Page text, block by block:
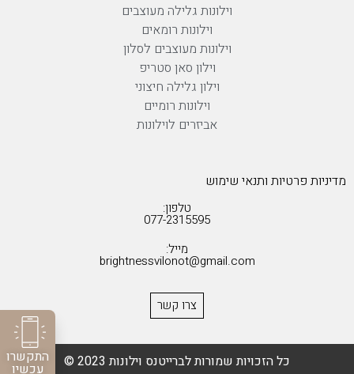
התקשרו
עכשיו
וילונות גלילה מעוצבים
וילונות רומאים
וילונות מעוצבים לסלון
וילון סאן סטריפ
וילון גלילה חיצוני
וילונות רומיים
אביזרים לוילונות
מדיניות פרטיות ותנאי שימוש
טלפון:
077-2315595
מייל:
brightnessvilonot@gmail.com
צרו קשר
כל הזכויות שמורות לברייטנס וילונות 2023 ©